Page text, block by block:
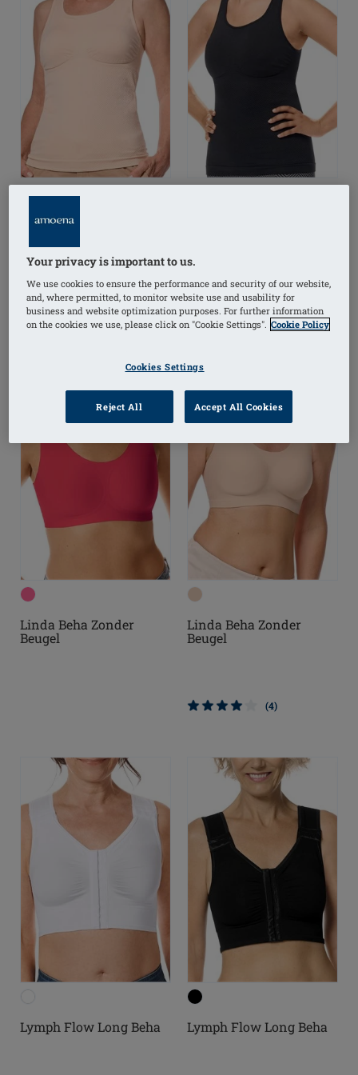
Liane Top
(2) (2)
Linda Beha Zonder
Beugel
Linda Beha Zonder
Beugel
(4)
Lymph Flow Long Beha Lymph Flow Long Beha
Your privacy is important to us.
We use cookies to ensure the performance and security of our website,
and, where permitted, to monitor website use and usability for
business and website optimization purposes. For further information
on the cookies we use, please click on "Cookie Settings". Cookie Policy
Cookies Settings
Reject All Accept All Cookies